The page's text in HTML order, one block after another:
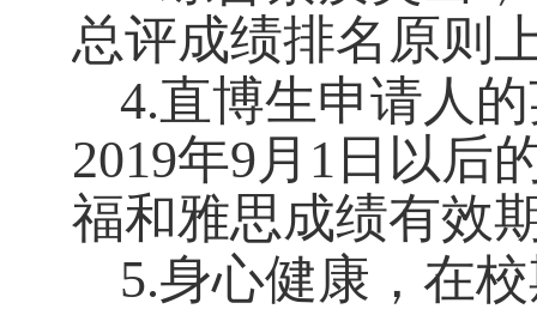
总评成绩排名原则
4.直博生申请人
2019年9月 1 日以后
福和雅思成绩有效
5.身心健康，在